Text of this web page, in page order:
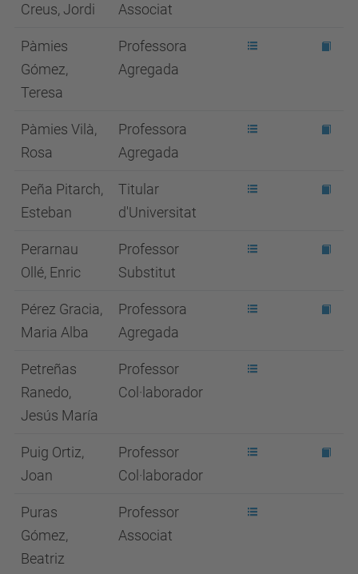
Creus, Jordi
Associat
Pàmies
Gómez,
Teresa
Professora
Agregada
Pàmies Vilà,
Rosa
Professora
Agregada
Peña Pitarch,
Esteban
Titular
d'Universitat
Perarnau
Ollé, Enric
Professor
Substitut
Pérez Gracia,
Maria Alba
Professora
Agregada
Petreñas
Ranedo,
Jesús María
Professor
Col·laborador
Puig Ortiz,
Joan
Professor
Col·laborador
Puras
Gómez,
Beatriz
Professor
Associat